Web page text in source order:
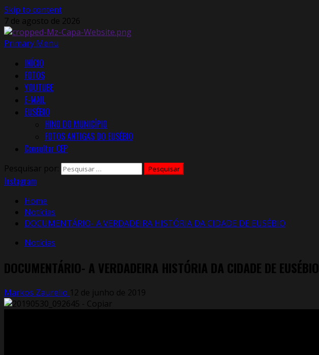
Skip to content
7 de agosto de 2026
Primary Menu
INÍCIO
FOTOS
YOUTUBE
E-MAIL
EUSÉBIO
HINO DO MUNICÍPIO
FOTOS ANTIGAS DO EUSÉBIO
Consultar CEP
Pesquisar por:
Instagram
Home
Notícias
DOCUMENTÁRIO- A VERDADEIRA HISTÓRIA DA CIDADE DE EUSÉBIO
Notícias
DOCUMENTÁRIO- A VERDADEIRA HISTÓRIA DA CIDADE DE EUSÉBIO
Markos Zaurelio 12 de junho de 2019